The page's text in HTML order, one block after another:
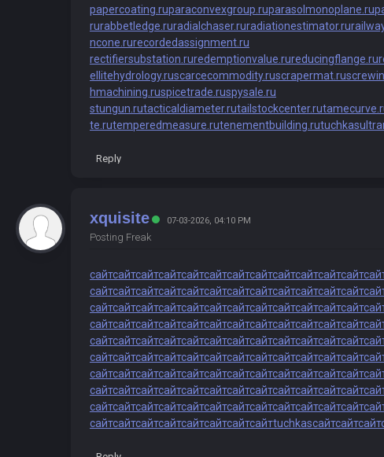
papercoating.ruparaconvexgroup.ruparasolmonoplane.ru
rurabbetledge.ruradialchaser.ruradiationestimator.ru
ncone.rurecordedassignment.ru
rectifiersubstation.ruredemptionvalue.rureducingflange.ru
ellitehydrology.ruscarcecommodity.ruscrapermat.ru
hmachining.ruspicetrade.ruspysale.ru
stungun.rutacticaldiameter.rutailstockcenter.ru
te.rutemperedmeasure.rutenementbuilding.rutuchkas
Reply
xquisite 07-03-2026, 04:10 PM
Posting Freak
сайтсайтсайтсайтсайтсайтсайтсайтсайтсайтсайтсайт
сайтсайтсайтсайтсайтсайтсайтсайтсайтсайтсайтсайт
сайтсайтсайтсайтсайтсайтсайтсайтсайтсайтсайтсайт
сайтсайтсайтсайтсайтсайтсайтсайтсайтсайтсайтсайт
сайтсайтсайтсайтсайтсайтсайтсайтсайтсайтсайтсайт
сайтсайтсайтсайтсайтсайтсайтсайтсайтсайтсайтсайт
сайтсайтсайтсайтсайтсайтсайтсайтсайтсайтсайтсайт
сайтсайтсайтсайтсайтсайтсайтсайтсайтсайтсайтсайт
сайтсайтсайтсайтсайтсайтсайтсайтсайтсайтсайтсайт
сайтсайтсайтсайтсайтсайтсайтсайтtuchkasсайтсайтсайт